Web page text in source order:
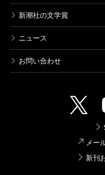
新潮社の文学賞
ニュース
お問い合わせ
メー
新刊